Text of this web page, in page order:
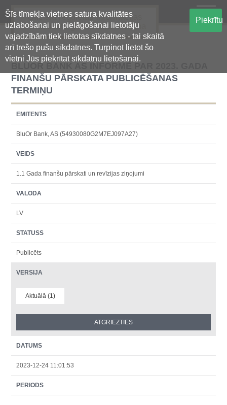
Šīs tīmekļa vietnes satura kvalitātes
uzlabošanai un pielāgošanai lietotāju
vajadzībām tiek lietotas sīkdatnes - tai skaitā
arī trešo pušu sīkdatnes. Turpinot lietot šo
vietni Jūs piekrītat sīkdatņu lietošanai.
Piekrītu
Oficiālā regulētās informācijas
centralizētā glabāšanas sistēma
BLUOR BANK AS INFORMĒ PAR 2023. GADA
FINANŠU PĀRSKATA PUBLICĒŠANAS
TERMIŅU
EMITENTS
BluOr Bank, AS (54930080G2M7EJ097A27)
VEIDS
1.1 Gada finanšu pārskati un revīzijas ziņojumi
VALODA
LV
STATUSS
Publicēts
VERSIJA
Aktuālā (1)
DATUMS
2023-12-24 11:01:53
PERIODS